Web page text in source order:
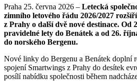
Praha 25. června 2026 – Letecká
zimního letového řádu 2026/2027
z Prahy o další dvě nové destinace. Od
pravidelné lety do Benátek a od 26.
do norského Bergenu.
Nové linky do Bergenu a Benátek doplní
spojení Smartwings z Prahy do desítek
posílí nabídku společnosti během